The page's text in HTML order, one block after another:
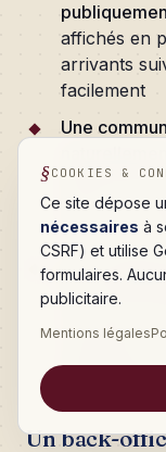
affichés en
arrivants
facilement
Une
deviennent
de leurs
bouche-à-
Une
lieu de
réclament
Un back-
COOKIES &
Ce site dépose
nécessaires à
CSRF) et utilise
formulaires.
publicitaire.
Mentions légales